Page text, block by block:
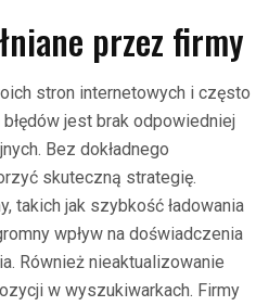
przez firmy
stron internetowych i często
jest brak odpowiedniej
Bez dokładnego
skuteczną strategię.
takich jak szybkość ładowania
wpływ na doświadczenia
Również nieaktualizowanie
w wyszukiwarkach. Firmy